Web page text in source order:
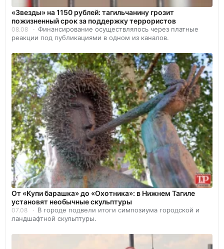
«Звезды» на 1150 рублей: тагильчанину грозит
пожизненный срок за поддержку террористов
08.08
Финансирование осуществлялось через платные
реакции под публикациями в одном из каналов.
От «Купи барашка» до «Охотника»: в Нижнем Тагиле
установят необычные скульптуры
07.08
В городе подвели итоги симпозиума городской и
ландшафтной скульптуры.